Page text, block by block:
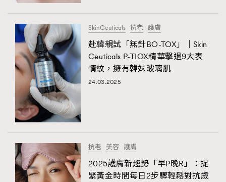
AFrenchMind
DressLikeAParisienne
EmpowerF
FashionWeek FigaroAesthetic
時裝心理學
煲劇日常 334
玩物壯志 1
(nmg.com.hk/privacy) 閱讀本公司的私隱政策聲明。
本人願意接收新傳媒集團的最新消息及其他宣傳資訊，本人同意
新傳媒集團使用本人的個人資料於任何推廣用途。
SkinCeuticals 抗老 護膚
赴韓親試「無針BO-TOX」｜Skin
Ceuticals P-TIOX精華擊退9大表
情紋，擁有韓妹玻璃肌
24.03.2025
抗老 美容 護膚
2025護膚新趨勢「早P晚R」：捉
緊黃金時間每日2步驟輕鬆對抗歲